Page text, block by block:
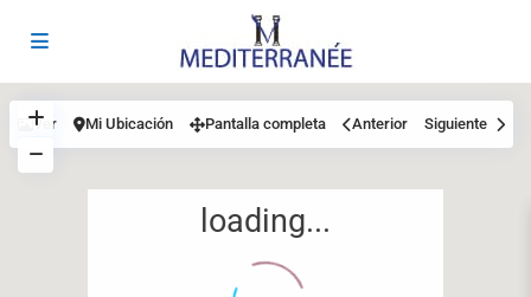
loading...
Ver Mi Ubicación Pantalla completa Anterior Siguiente